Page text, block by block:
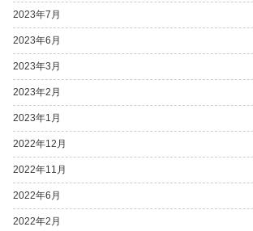
2023年7月
2023年6月
2023年3月
2023年2月
2023年1月
2022年12月
2022年11月
2022年6月
2022年2月